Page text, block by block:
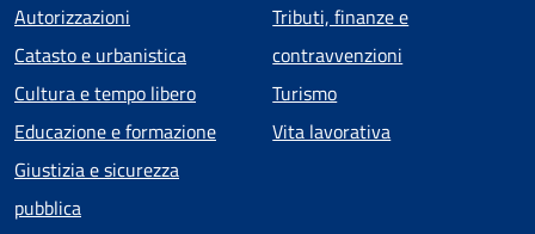
Autorizzazioni
Catasto e urbanistica
Cultura e tempo libero
Educazione e formazione
Giustizia e sicurezza
pubblica
Tributi, finanze e
contravvenzioni
Turismo
Vita lavorativa